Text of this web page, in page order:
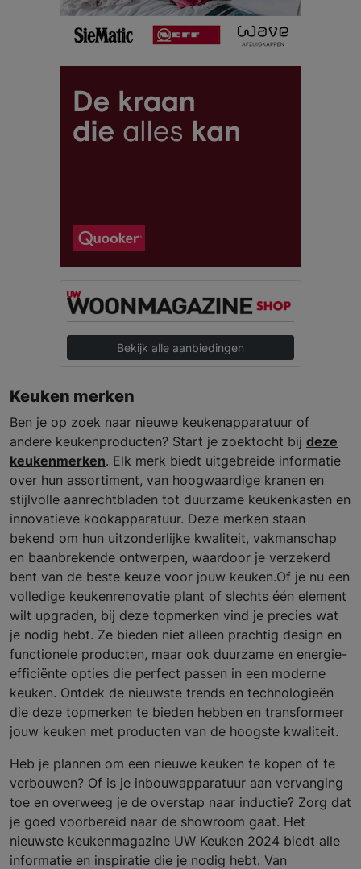
Bekijk alle aanbiedingen
Keuken merken
Ben je op zoek naar nieuwe keukenapparatuur of
andere keukenproducten? Start je zoektocht bij deze
keukenmerken. Elk merk biedt uitgebreide informatie
over hun assortiment, van hoogwaardige kranen en
stijlvolle aanrechtbladen tot duurzame keukenkasten en
innovatieve kookapparatuur. Deze merken staan
bekend om hun uitzonderlijke kwaliteit, vakmanschap
en baanbrekende ontwerpen, waardoor je verzekerd
bent van de beste keuze voor jouw keuken.Of je nu een
volledige keukenrenovatie plant of slechts één element
wilt upgraden, bij deze topmerken vind je precies wat
je nodig hebt. Ze bieden niet alleen prachtig design en
functionele producten, maar ook duurzame en energie-
efficiënte opties die perfect passen in een moderne
keuken. Ontdek de nieuwste trends en technologieën
die deze topmerken te bieden hebben en transformeer
jouw keuken met producten van de hoogste kwaliteit.
Heb je plannen om een nieuwe keuken te kopen of te
verbouwen? Of is je inbouwapparatuur aan vervanging
toe en overweeg je de overstap naar inductie? Zorg dat
je goed voorbereid naar de showroom gaat. Het
nieuwste keukenmagazine UW Keuken 2024 biedt alle
informatie en inspiratie die je nodig hebt. Van